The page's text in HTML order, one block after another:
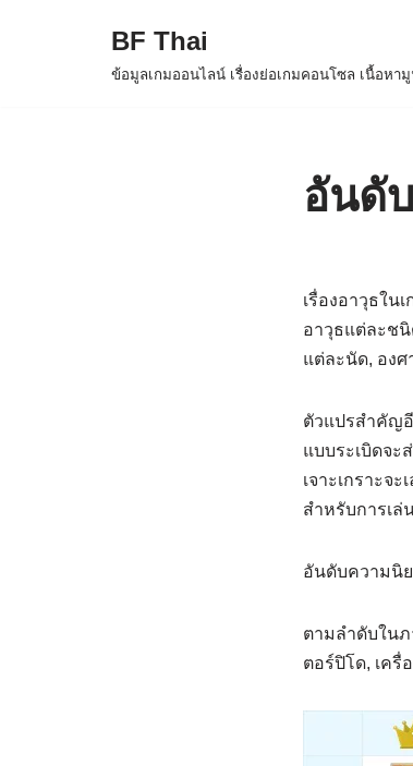
BF Thai
ข้อมูลเกมออนไลน์ เรื่องย่อเกมคอนโซล เนื้อหา
อันดั
เรื่องอาวุธใน
อาวุธแต่ละชนิ
แต่ละนัด, องศ
ตัวแปรสำคัญ
แบบระเบิดจะ
เจาะเกราะจ
สำหรับการเล่
อันดับความนิย
ตามลำดับในภ
ตอร์ปิโด, เครื่